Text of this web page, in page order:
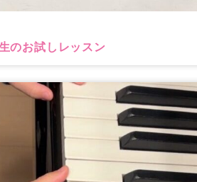
のお試しレッスン